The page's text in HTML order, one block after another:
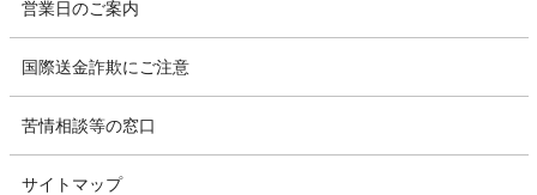
営業日のご案内
国際送金詐欺にご注意
苦情相談等の窓口
サイトマップ